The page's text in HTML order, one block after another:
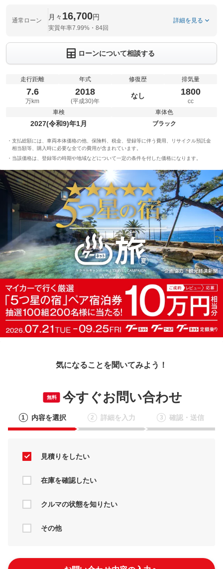
通常ローン 月々 16,700円
実質年率7.99%・84回
詳細を見る
ローンについて相談する
走行距離
7.6
万km
年式
2018
(平成30)年
修復歴
なし
排気量
1800
cc
車検
2027(令和9)年1月
車体色
ブラック
支払総額には、車両本体価格の他、保険料、税金、登録等に伴う費用、リサイクル預託金
相当額等、購入時に必要な全ての費用が含まれています。
当該価格は、登録等の時期や地域などについて一定の条件を付した価格になります。
気になることを聞いてみよう！
無料 今すぐお問い合わせ
1 内容を選択 2 詳細を入力 3 確認・送信
見積りをしたい
在庫を確認したい
クルマの状態を知りたい
その他